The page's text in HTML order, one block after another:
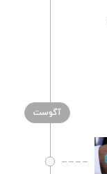
آگوست